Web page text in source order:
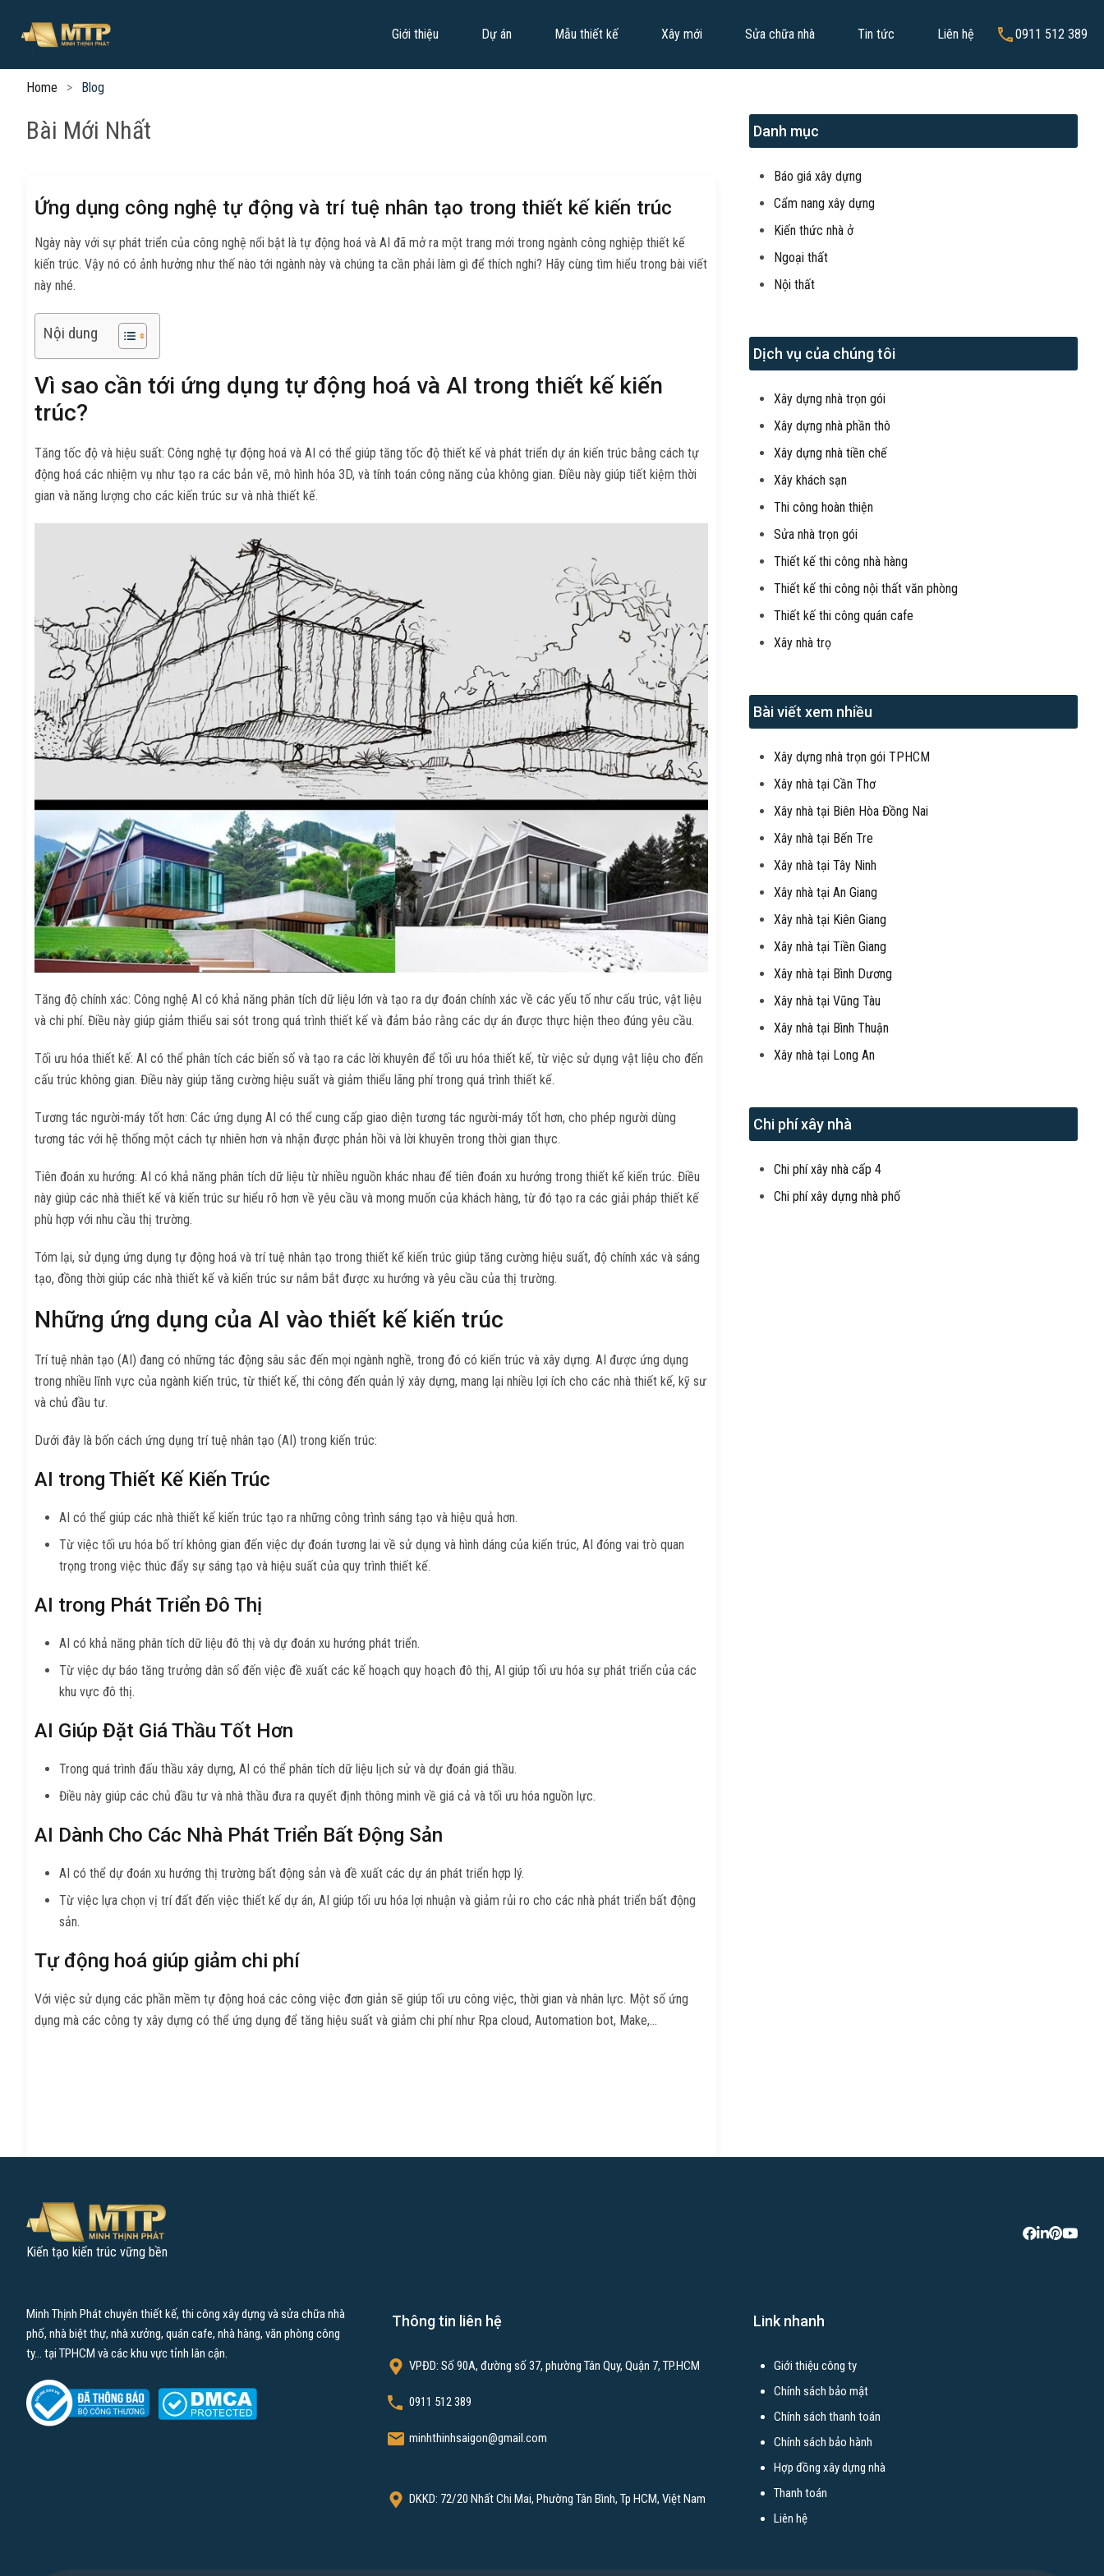
Giới thiệu Dự án Mẫu thiết kế Xây mới Sửa chữa nhà Tin tức Liên hệ 0911 512 389
Home Blog
Bài Mới Nhất
Ứng dụng công nghệ tự động và trí tuệ nhân tạo trong thiết kế kiến trúc
Ngày này với sự phát triển của công nghệ nổi bật là tự động hoá và AI đã mở ra một trang mới trong ngành công nghiệp thiết kế
kiến trúc. Vậy nó có ảnh hưởng như thế nào tới ngành này và chúng ta cần phải làm gì để thích nghi? Hãy cùng tìm hiểu trong bài viết
này nhé.
Nội dung
Vì sao cần tới ứng dụng tự động hoá và AI trong thiết kế kiến
trúc?
Tăng tốc độ và hiệu suất: Công nghệ tự động hoá và AI có thể giúp tăng tốc độ thiết kế và phát triển dự án kiến trúc bằng cách tự
động hoá các nhiệm vụ như tạo ra các bản vẽ, mô hình hóa 3D, và tính toán công năng của không gian. Điều này giúp tiết kiệm thời
gian và năng lượng cho các kiến trúc sư và nhà thiết kế.
Tăng độ chính xác: Công nghệ AI có khả năng phân tích dữ liệu lớn và tạo ra dự đoán chính xác về các yếu tố như cấu trúc, vật liệu
và chi phí. Điều này giúp giảm thiểu sai sót trong quá trình thiết kế và đảm bảo rằng các dự án được thực hiện theo đúng yêu cầu.
Tối ưu hóa thiết kế: AI có thể phân tích các biến số và tạo ra các lời khuyên để tối ưu hóa thiết kế, từ việc sử dụng vật liệu cho đến
cấu trúc không gian. Điều này giúp tăng cường hiệu suất và giảm thiểu lãng phí trong quá trình thiết kế.
Tương tác người-máy tốt hơn: Các ứng dụng AI có thể cung cấp giao diện tương tác người-máy tốt hơn, cho phép người dùng
tương tác với hệ thống một cách tự nhiên hơn và nhận được phản hồi và lời khuyên trong thời gian thực.
Tiên đoán xu hướng: AI có khả năng phân tích dữ liệu từ nhiều nguồn khác nhau để tiên đoán xu hướng trong thiết kế kiến trúc. Điều
này giúp các nhà thiết kế và kiến trúc sư hiểu rõ hơn về yêu cầu và mong muốn của khách hàng, từ đó tạo ra các giải pháp thiết kế
phù hợp với nhu cầu thị trường.
Tóm lại, sử dụng ứng dụng tự động hoá và trí tuệ nhân tạo trong thiết kế kiến trúc giúp tăng cường hiệu suất, độ chính xác và sáng
tạo, đồng thời giúp các nhà thiết kế và kiến trúc sư nắm bắt được xu hướng và yêu cầu của thị trường.
Những ứng dụng của AI vào thiết kế kiến trúc
Trí tuệ nhân tạo (AI) đang có những tác động sâu sắc đến mọi ngành nghề, trong đó có kiến trúc và xây dựng. AI được ứng dụng
trong nhiều lĩnh vực của ngành kiến trúc, từ thiết kế, thi công đến quản lý xây dựng, mang lại nhiều lợi ích cho các nhà thiết kế, kỹ sư
và chủ đầu tư.
Dưới đây là bốn cách ứng dụng trí tuệ nhân tạo (AI) trong kiến trúc:
AI trong Thiết Kế Kiến Trúc
AI có thể giúp các nhà thiết kế kiến trúc tạo ra những công trình sáng tạo và hiệu quả hơn.
Từ việc tối ưu hóa bố trí không gian đến việc dự đoán tương lai về sử dụng và hình dáng của kiến trúc, AI đóng vai trò quan
trọng trong việc thúc đẩy sự sáng tạo và hiệu suất của quy trình thiết kế.
AI trong Phát Triển Đô Thị
AI có khả năng phân tích dữ liệu đô thị và dự đoán xu hướng phát triển.
Từ việc dự báo tăng trưởng dân số đến việc đề xuất các kế hoạch quy hoạch đô thị, AI giúp tối ưu hóa sự phát triển của các
khu vực đô thị.
AI Giúp Đặt Giá Thầu Tốt Hơn
Trong quá trình đấu thầu xây dựng, AI có thể phân tích dữ liệu lịch sử và dự đoán giá thầu.
Điều này giúp các chủ đầu tư và nhà thầu đưa ra quyết định thông minh về giá cả và tối ưu hóa nguồn lực.
AI Dành Cho Các Nhà Phát Triển Bất Động Sản
AI có thể dự đoán xu hướng thị trường bất động sản và đề xuất các dự án phát triển hợp lý.
Từ việc lựa chọn vị trí đất đến việc thiết kế dự án, AI giúp tối ưu hóa lợi nhuận và giảm rủi ro cho các nhà phát triển bất động
sản.
Tự động hoá giúp giảm chi phí
Với việc sử dụng các phần mềm tự động hoá các công việc đơn giản sẽ giúp tối ưu công việc, thời gian và nhân lực. Một số ứng
dụng mà các công ty xây dựng có thể ứng dụng để tăng hiệu suất và giảm chi phí như Rpa cloud, Automation bot, Make,…
Danh mục
Báo giá xây dựng
Cẩm nang xây dựng
Kiến thức nhà ở
Ngoại thất
Nội thất
Dịch vụ của chúng tôi
Xây dựng nhà trọn gói
Xây dựng nhà phần thô
Xây dựng nhà tiền chế
Xây khách sạn
Thi công hoàn thiện
Sửa nhà trọn gói
Thiết kế thi công nhà hàng
Thiết kế thi công nội thất văn phòng
Thiết kế thi công quán cafe
Xây nhà trọ
Bài viết xem nhiều
Xây dựng nhà trọn gói TPHCM
Xây nhà tại Cần Thơ
Xây nhà tại Biên Hòa Đồng Nai
Xây nhà tại Bến Tre
Xây nhà tại Tây Ninh
Xây nhà tại An Giang
Xây nhà tại Kiên Giang
Xây nhà tại Tiền Giang
Xây nhà tại Bình Dương
Xây nhà tại Vũng Tàu
Xây nhà tại Bình Thuận
Xây nhà tại Long An
Chi phí xây nhà
Chi phí xây nhà cấp 4
Chi phí xây dựng nhà phố
Kiến tạo kiến trúc vững bền
Minh Thịnh Phát chuyên thiết kế, thi công xây dựng và sửa chữa nhà
phố, nhà biệt thự, nhà xưởng, quán cafe, nhà hàng, văn phòng công
ty… tại TPHCM và các khu vực tỉnh lân cận.
Thông tin liên hệ
VPĐD: Số 90A, đường số 37, phường Tân Quy, Quận 7, TP.HCM
0911 512 389
minhthinhsaigon@gmail.com
DKKD: 72/20 Nhất Chi Mai, Phường Tân Bình, Tp HCM, Việt Nam
Link nhanh
Giới thiệu công ty
Chính sách bảo mật
Chính sách thanh toán
Chính sách bảo hành
Hợp đồng xây dựng nhà
Thanh toán
Liên hệ